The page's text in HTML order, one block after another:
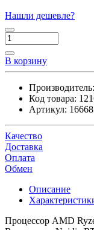
Нашли дешевле?
В корзину
Производитель:
Код товара:
Артикул:
Качество
Доставка
Оплата
Обмен
Описание
Процессор AMD